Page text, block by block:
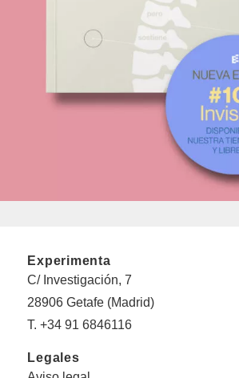
Experimenta
C/ Investigación, 7
28906 Getafe (Madrid)
T. +34 91 6846116
Legales